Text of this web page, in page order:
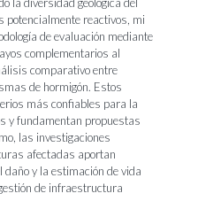
potencialmente reactivos, mi
de evaluación mediante
complementarios al
comparativo entre
de hormigón. Estos
más confiables para la
y fundamentan propuestas
las investigaciones
afectadas aportan
y la estimación de vida
de infraestructura